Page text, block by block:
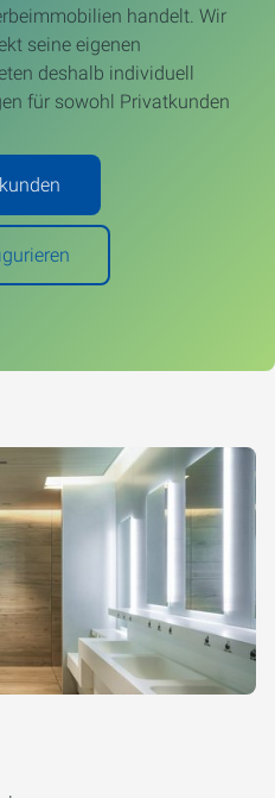
handelt. Wir
seine eigenen
deshalb individuell
für sowohl Privatkunden